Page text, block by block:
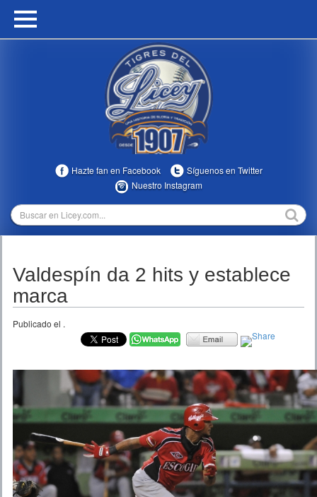
HOME
MULTIMEDIA
TEMPORADAS
Hazte fan en Facebook
Síguenos en Twitter
Nuestro Instagram
Valdespín da 2 hits y establece
marca
Publicado el .